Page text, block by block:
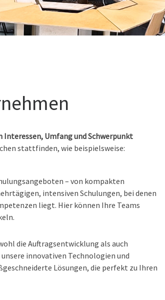
Umfang und Schwerpunkt
stattfinden, wie beispielsweise:
– von kompakten
intensiven Schulungen, bei denen
liegt. Hier können Ihre Teams
die Auftragsentwicklung als auch
innovativen Technologien und
Lösungen, die perfekt zu Ihren